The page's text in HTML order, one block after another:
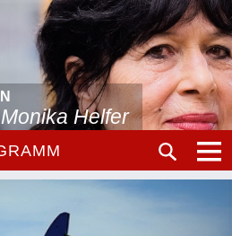
Helfer